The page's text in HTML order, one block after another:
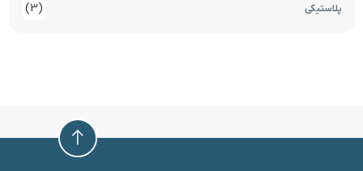
پلاستیکی (3)